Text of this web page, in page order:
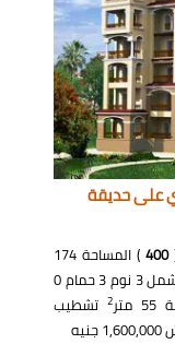
على حديقة
400
) المساحة 174
بحري و غربي تطل على حديقة و شارع تشمل 3 نوم 3 حمام 0
2 تشطيب